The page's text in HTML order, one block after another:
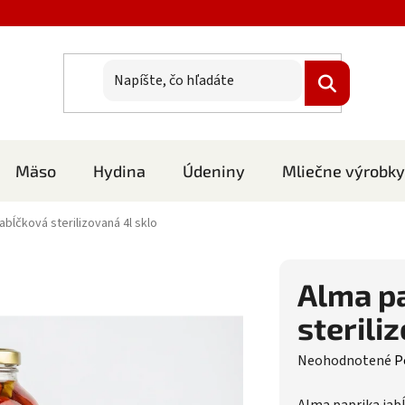
Mäso Hydina Údeniny Mliečne výrobky
sterilizovaná 4l sklo
Alma
Priemerné
Neohodnotené